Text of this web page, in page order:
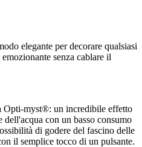
elegante per decorare qualsiasi
senza cablare il
Opti-myst®: un incredibile effetto
con un basso consumo
di godere del fascino delle
il semplice tocco di un pulsante.